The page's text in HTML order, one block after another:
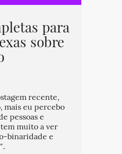
para
sobre
recente,
mais eu percebo
pessoas e
muito a ver
binaridade e